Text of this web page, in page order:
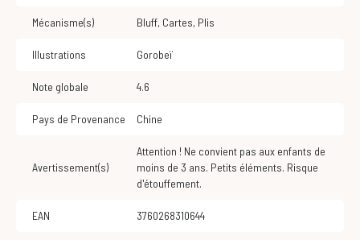
Mécanisme(s) Bluff, Cartes, Plis
Illustrations Gorobeï
Note globale 4.6
Pays de Provenance Chine
Avertissement(s)
Attention ! Ne convient pas aux enfants de
moins de 3 ans. Petits éléments. Risque
d'étouffement.
EAN 3760268310644